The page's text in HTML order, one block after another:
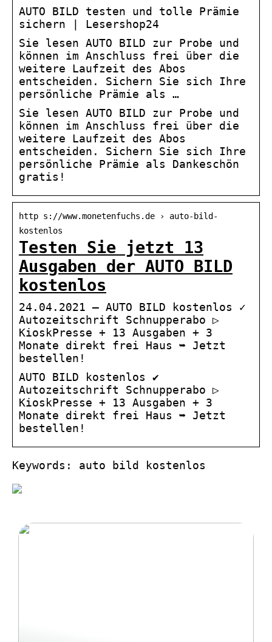
AUTO BILD testen und tolle Prämie
sichern | Lesershop24
Sie lesen AUTO BILD zur Probe und
können im Anschluss frei über die
weitere Laufzeit des Abos
entscheiden. Sichern Sie sich Ihre
persönliche Prämie als …
Sie lesen AUTO BILD zur Probe und
können im Anschluss frei über die
weitere Laufzeit des Abos
entscheiden. Sichern Sie sich Ihre
persönliche Prämie als Dankeschön
gratis!
http s://www.monetenfuchs.de › auto-bild-
kostenlos
Testen Sie jetzt 13
Ausgaben der AUTO BILD
kostenlos
24.04.2021 — AUTO BILD kostenlos ✓
Autozeitschrift Schnupperabo ▷
KioskPresse + 13 Ausgaben + 3
Monate direkt frei Haus ➥ Jetzt
bestellen!
AUTO BILD kostenlos ✔
Autozeitschrift Schnupperabo ▷
KioskPresse + 13 Ausgaben + 3
Monate direkt frei Haus ➥ Jetzt
bestellen!
Keywords: auto bild kostenlos